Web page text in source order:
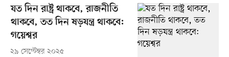
যত দিন রাষ্ট্র থাকবে, রাজনীতি
থাকবে, তত দিন ষড়যন্ত্র থাকবে:
গয়েশ্বর
২৯ সেপ্টেম্বর ২০২৫